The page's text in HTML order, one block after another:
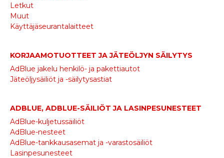
Letkut
Muut
Käyttäjäseurantalaitteet
KORJAAMOTUOTTEET JA JÄTEÖLJYN SÄILYTYS
AdBlue jakelu henkilö- ja pakettiautot
Jäteöljysäiliöt ja -säilytysastiat
ADBLUE, ADBLUE-SÄILIÖT JA LASINPESUNESTEET
AdBlue-kuljetussäiliöt
AdBlue-nesteet
AdBlue-tankkausasemat ja -varastosäiliöt
Lasinpesunesteet